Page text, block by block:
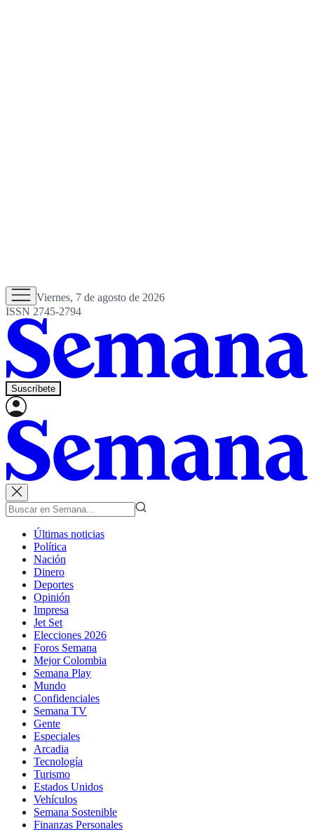
Viernes, 7 de agosto de 2026
ISSN 2745-2794
Suscríbete
Últimas noticias
Política
Nación
Dinero
Deportes
Opinión
Impresa
Jet Set
Elecciones 2026
Foros Semana
Mejor Colombia
Semana Play
Mundo
Confidenciales
Semana TV
Gente
Especiales
Arcadia
Tecnología
Turismo
Estados Unidos
Vehículos
Semana Sostenible
Finanzas Personales